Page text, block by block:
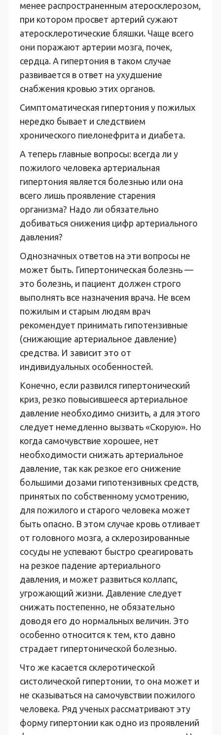
менее распространенным атеросклерозом,
при котором просвет артерий сужают
атеросклеротические бляшки. Чаще всего
они поражают артерии мозга, почек,
сердца. А гипертония в таком случае
развивается в ответ на ухудшение
снабжения кровью этих органов.
Симптоматическая гипертония у пожилых
нередко бывает и следствием
хронического пиелонефрита и диабета.
А теперь главные вопросы: всегда ли у
пожилого человека артериальная
гипертония является болезнью или она
всего лишь проявление старения
организма? Надо ли обязательно
добиваться снижения цифр артериального
давления?
Однозначных ответов на эти вопросы не
может быть. Гипертоническая болезнь —
это болезнь, и пациент должен строго
выполнять все назначения врача. Не всем
пожилым и старым людям врач
рекомендует принимать гипотензивные
(снижающие артериальное давление)
средства. И зависит это от
индивидуальных особенностей.
Конечно, если развился гипертонический
криз, резко повысившееся артериальное
давление необходимо снизить, а для этого
следует немедленно вызвать «Скорую». Но
когда самочувствие хорошее, нет
необходимости снижать артериальное
давление, так как резкое его снижение
большими дозами гипотензивных средств,
принятых по собственному усмотрению,
для пожилого и старого человека может
быть опасно. В этом случае кровь отливает
от головного мозга, а склерозированные
сосуды не успевают быстро среагировать
на резкое падение артериального
давления, и может развиться коллапс,
угрожающий жизни. Давление следует
снижать постепенно, не обязательно
доводя его до нормальных величин. Это
особенно относится к тем, кто давно
страдает гипертонической болезнью.
Что же касается склеротической
систолической гипертонии, то она может и
не сказываться на самочувствии пожилого
человека. Ряд ученых рассматривают эту
форму гипертонии как одно из проявлений